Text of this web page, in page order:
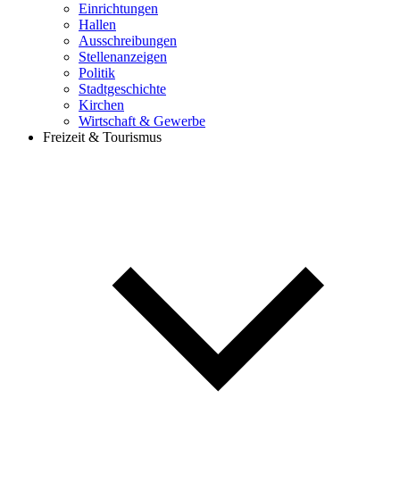
Einrichtungen
Hallen
Ausschreibungen
Stellenanzeigen
Politik
Stadtgeschichte
Kirchen
Wirtschaft & Gewerbe
Freizeit & Tourismus